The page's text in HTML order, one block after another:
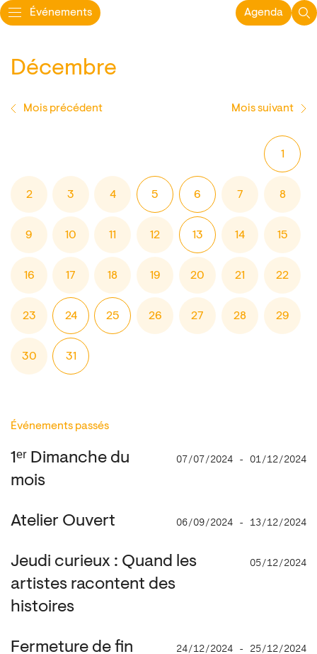
Événements Agenda
Décembre
Mois précédent Mois suivant
1
2 3 4 5 6 7 8
9 10 11 12 13 14 15
16 17 18 19 20 21 22
23 24 25 26 27 28 29
30 31
Événements passés
1ᵉʳ Dimanche du
mois
07/07/2024 - 01/12/2024
Atelier Ouvert 06/09/2024 - 13/12/2024
Jeudi curieux : Quand les
artistes racontent des
histoires
05/12/2024
Fermeture de fin
24/12/2024 - 25/12/2024